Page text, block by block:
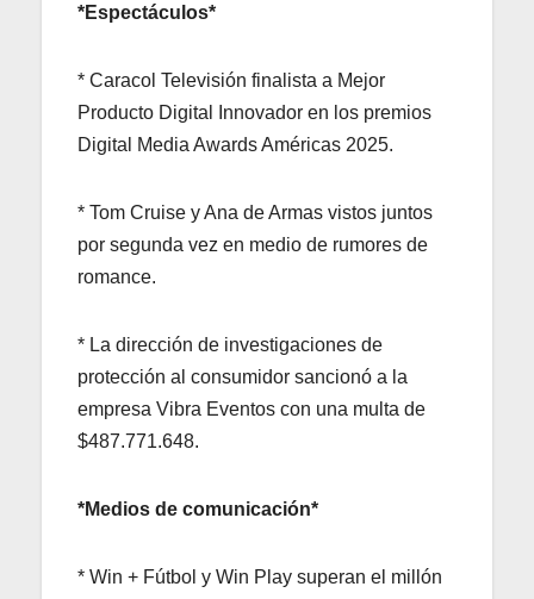
*Espectáculos*
* Caracol Televisión finalista a Mejor
Producto Digital Innovador en los premios
Digital Media Awards Américas 2025.
* Tom Cruise y Ana de Armas vistos juntos
por segunda vez en medio de rumores de
romance.
* La dirección de investigaciones de
protección al consumidor sancionó a la
empresa Vibra Eventos con una multa de
$487.771.648.
*Medios de comunicación*
* Win + Fútbol y Win Play superan el millón